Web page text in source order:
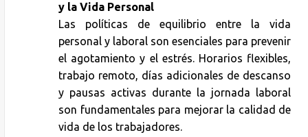
y la Vida Personal
Las políticas de equilibrio entre la vida
personal y laboral son esenciales para prevenir
el agotamiento y el estrés. Horarios flexibles,
trabajo remoto, días adicionales de descanso
y pausas activas durante la jornada laboral
son fundamentales para mejorar la calidad de
vida de los trabajadores.